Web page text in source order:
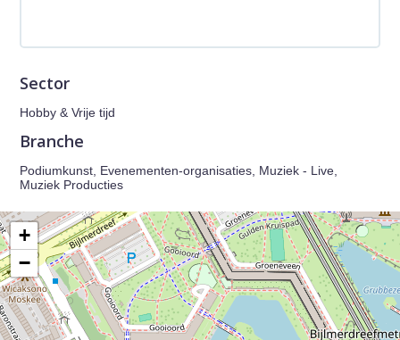
Sector
Hobby & Vrije tijd
Branche
Podiumkunst, Evenementen-organisaties, Muziek - Live,
Muziek Producties
+
−